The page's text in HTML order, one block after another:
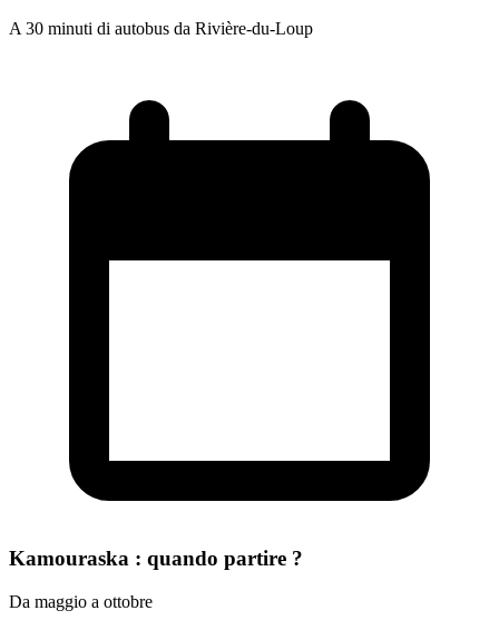
A 30 minuti di autobus da Rivière-du-Loup
Kamouraska : quando partire ?
Da maggio a ottobre